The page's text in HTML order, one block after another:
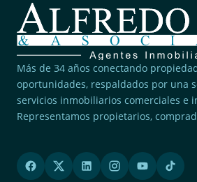
Más de 34 años conectando
oportunidades, respaldados por una
servicios inmobiliarios comerciales e
Representamos propietarios,